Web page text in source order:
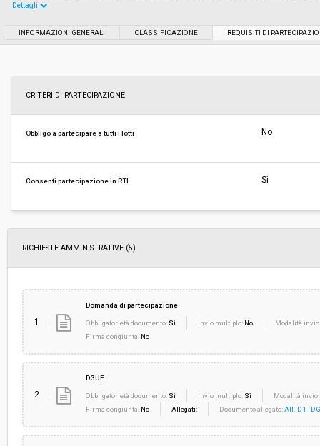
Data pubblicazione:
Svolgimento:
REGIONALE - UOC FARMACI E DIAGNOSTICI
Dettagli
INFORMAZIONI GENERALI CLASSIFICAZIONE REQUISITI DI
CRITERI DI PARTECIPAZIONE
Obbligo a partecipare a tutti i lotti No
Consenti partecipazione in RTI Sì
RICHIESTE AMMINISTRATIVE (5)
1
Domanda di partecipazione
Obbligatorietà documento: Sì Invio multiplo: No
Modalità
Firma congiunta: No
2
DGUE
Obbligatorietà documento: Sì Invio multiplo: Sì
Modalità invio
Firma congiunta: No Allegati: Documento allegato:All. D1 -